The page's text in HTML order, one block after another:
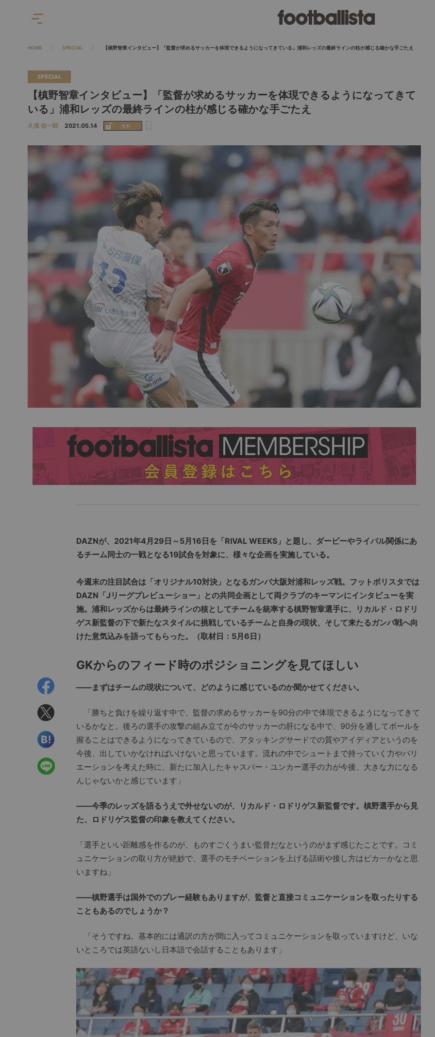
HOME SPECIAL 【槙野智章インタビュー】「監督が求めるサッカーを体現できるようになってきている」浦和レッズの最終ラインの柱が感じる確かな手ごたえ
SPECIAL
【槙野智章インタビュー】「監督が求めるサッカーを体現できるようになってきて
いる」浦和レッズの最終ラインの柱が感じる確かな手ごたえ
久保 佑一郎 2021.05.14
DAZNが、2021年4月29日～5月16日を「RIVAL WEEKS」と題し、ダービーやライバル関係にあ
るチーム同士の一戦となる19試合を対象に、様々な企画を実施している。
今週末の注目試合は「オリジナル10対決」となるガンバ大阪対浦和レッズ戦。フットボリスタでは
DAZN「Jリーグプレビューショー」との共同企画として両クラブのキーマンにインタビューを実
施。浦和レッズからは最終ラインの核としてチームを統率する槙野智章選手に、リカルド・ロドリ
ゲス新監督の下で新たなスタイルに挑戦しているチームと自身の現状、そして来たるガンバ戦へ向
けた意気込みを語ってもらった。（取材日：5月6日）
GKからのフィード時のポジショニングを見てほしい
――まずはチームの現状について、どのように感じているのか聞かせてください。
「勝ちと負けを繰り返す中で、監督の求めるサッカーを90分の中で体現できるようになってきて
いるかなと。後ろの選手の攻撃の組み立てが今のサッカーの肝になる中で、90分を通してボールを
握ることはできるようになってきているので、アタッキングサードでの質やアイディアというのを
今後、出していかなければいけないと思っています。流れの中でシュートまで持っていく力やバリ
エーションを考えた時に、新たに加入したキャスパー・ユンカー選手の力が今後、大きな力になる
んじゃないかと感じています」
――今季のレッズを語るうえで外せないのが、リカルド・ロドリゲス新監督です。槙野選手から見
た、ロドリゲス監督の印象を教えてください。
「選手といい距離感を作るのが、ものすごくうまい監督だなというのがまず感じたことです。コミ
ュニケーションの取り方が絶妙で、選手のモチベーションを上げる話術や接し方はピカ一かなと思
いますね」
――槙野選手は国外でのプレー経験もありますが、監督と直接コミュニケーションを取ったりする
こともあるのでしょうか？
「そうですね。基本的には通訳の方が間に入ってコミュニケーションを取っていますけど、いな
いところでは英語ないし日本語で会話することもあります」